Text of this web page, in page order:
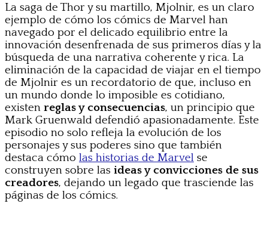
La saga de Thor y su martillo, Mjolnir, es un claro
ejemplo de cómo los cómics de Marvel han
navegado por el delicado equilibrio entre la
innovación desenfrenada de sus primeros días y la
búsqueda de una narrativa coherente y rica. La
eliminación de la capacidad de viajar en el tiempo
de Mjolnir es un recordatorio de que, incluso en
un mundo donde lo imposible es cotidiano,
existen reglas y consecuencias, un principio que
Mark Gruenwald defendió apasionadamente. Este
episodio no solo refleja la evolución de los
personajes y sus poderes sino que también
destaca cómo las historias de Marvel se
construyen sobre las ideas y convicciones de sus
creadores, dejando un legado que trasciende las
páginas de los cómics.